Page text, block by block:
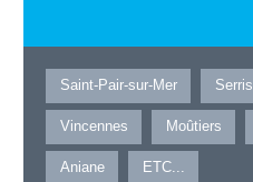
Saint-Pair-sur-Mer Serris
Vincennes Moûtiers
Aniane ETC...